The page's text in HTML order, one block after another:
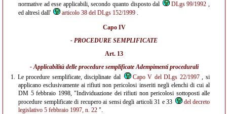
normative ad esse applicabili, secondo quanto disposto dal
DLgs 99/1992 ,
ed altresì dall'
articolo 38 del DLgs 152/1999 .
Capo IV
- PROCEDURE SEMPLIFICATE
Art. 13
- Applicabilità delle procedure semplificate Adempimenti procedurali
1. Le procedure semplificate, disciplinate dal Capo V del DLgs 22/1997, si
applicano esclusivamente ai rifiuti non pericolosi inseriti negli elenchi di cui al
DM 5 febbraio 1998, "Individuazione dei rifiuti non pericolosi sottoposti alle
procedure semplificate di recupero ai sensi degli articoli 31 e 33
del decreto
legislativo 5 febbraio 1997, n. 22 ".